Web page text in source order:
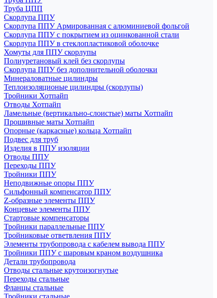
Труба ЦПП
Скорлупа ППУ
Скорлупа ППУ Армированная с алюминиевой фольгой
Скорлупа ППУ с покрытием из оцинкованной стали
Скорлупа ППУ в стеклопластиковой оболочке
Хомуты для ППУ скорлупы
Полиуретановый клей без скорлупы
Скорлупа ППУ без дополнительной оболочки
Минераловатные цилиндры
Теплоизоляционые цилиндры (скорлупы)
Тройники Хотпайп
Отводы Хотпайп
Ламельные (вертикально-слоистые) маты Хотпайп
Прошивные маты Хотпайп
Опорные (каркасные) кольца Хотпайп
Подвес для труб
Изделия в ППУ изоляции
Отводы ППУ
Переходы ППУ
Тройники ППУ
Неподвижные опоры ППУ
Cильфонный компенсатор ППУ
Z-образные элементы ППУ
Концевые элементы ППУ
Стартовые компенсаторы
Тройники параллельные ППУ
Тройниковые ответвления ППУ
Элементы трубопровода с кабелем вывода ППУ
Тройники ППУ с шаровым краном воздушника
Детали трубопровода
Отводы стальные крутоизогнутые
Переходы стальные
Фланцы стальные
Тройники стальные